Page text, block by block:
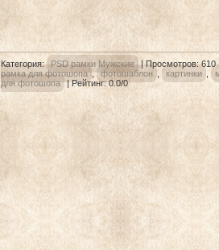
Категория: PSD рамки Мужские |Просмотров: 610
рамка для фотошопа , фотошаблон , картинки
для фотошопа |Рейтинг:0.0/0